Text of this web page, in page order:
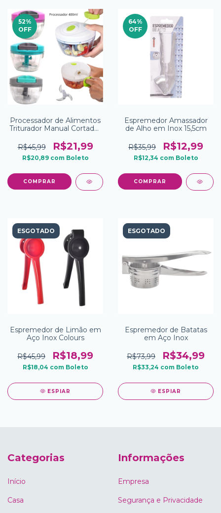
52%
OFF
Processador de Alimentos
Triturador Manual Cortador
Lâminas 400ml
R$45,99 R$21,99
R$20,89 com Boleto
64%
OFF
Espremedor Amassador
de Alho em Inox 15,5cm
R$35,99 R$12,99
R$12,34 com Boleto
ESGOTADO
Espremedor de Limão em
Aço Inox Colours
R$45,99 R$18,99
R$18,04 com Boleto
ESPIAR
ESGOTADO
Espremedor de Batatas
em Aço Inox
R$73,99 R$34,99
R$33,24 com Boleto
ESPIAR
Categorias
Início
Casa
Informações
Empresa
Segurança e Privacidade